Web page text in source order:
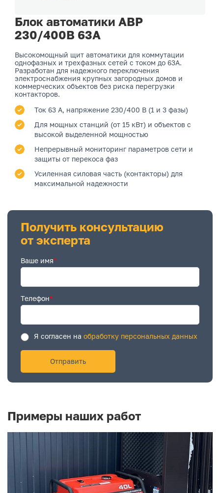
Блок автоматики АВР
230/400В 63А
Высокомощный щит автоматики для коммутации
однофазных и трехфазных сетей с током до 63А.
Разработан для надежного переключения
электроснабжения крупных загородных домов и
коммерческих объектов без риска перегрузки
контакторов.
Ток 63 А, напряжение 230/400 В (1 и 3 фазы)
Для мощных станций (от 15 кВт) и объектов с
высокой выделенной мощностью
Непрерывный мониторинг параметров сети и
защиты от перекоса фаз
Усиленная силовая часть (контакторы) для
максимальной надежности
Получить консультацию
от эксперта
Ваше имя*
Телефон*
Я согласен на обработку персональных данных
Примеры наших работ